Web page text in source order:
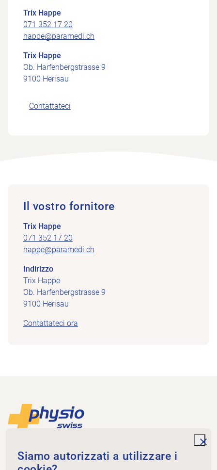
Trix Happe
071 352 17 20
happe@paramedi.ch
Trix Happe
Ob. Harfenbergstrasse 9
9100 Herisau
Contattateci
Il vostro fornitore
Trix Happe
071 352 17 20
happe@paramedi.ch
Indirizzo
Trix Happe
Ob. Harfenbergstrasse 9
9100 Herisau
Contattateci ora
Piè di pagina
Physioswiss
Dammweg 3
Siamo autorizzati a utilizzare i